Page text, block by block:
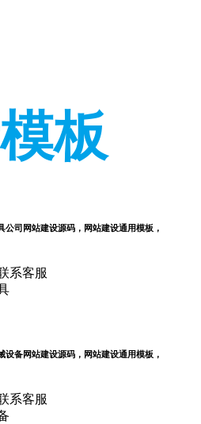
板
公司网站建设源码，网站建设通用模板，
系客服
设备网站建设源码，网站建设通用模板，
系客服